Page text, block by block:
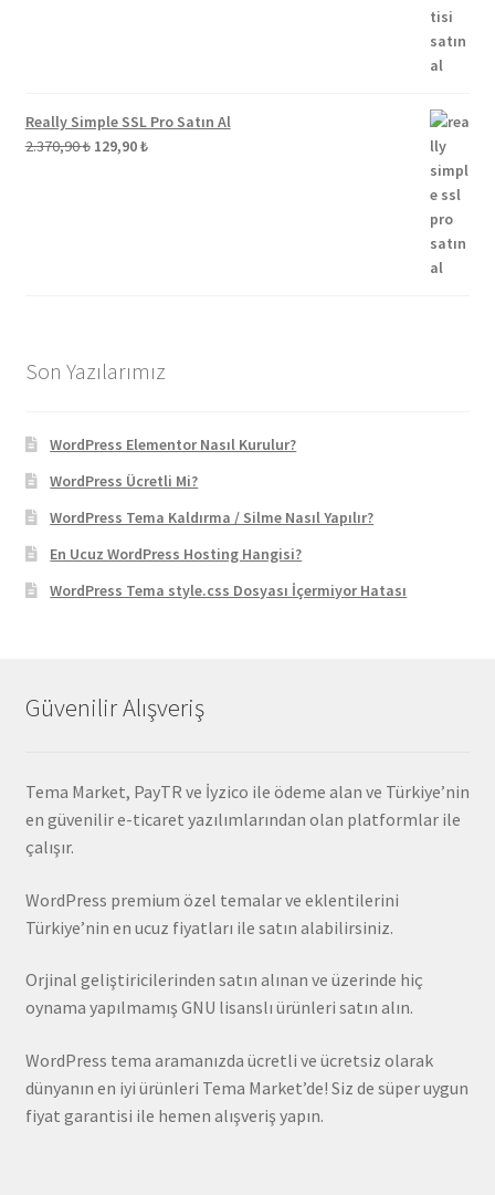
Really Simple SSL Pro Satın Al
2.370,90₺ Orijinal
129,90₺Şu
Son Yazılarımız
WordPress Elementor Nasıl Kurulur?
WordPress Ücretli Mi?
WordPress Tema Kaldırma / Silme Nasıl Yapılır?
En Ucuz WordPress Hosting Hangisi?
WordPress Tema style.css Dosyası İçermiyor Hatası
Güvenilir Alışveriş
Tema Market, PayTR ve İyzico ile ödeme alan ve Türkiye’nin
en güvenilir e-ticaret yazılımlarından olan platformlar ile
çalışır.
WordPress premium özel temalar ve eklentilerini
Türkiye’nin en ucuz fiyatları ile satın alabilirsiniz.
Orjinal geliştiricilerinden satın alınan ve üzerinde hiç
oynama yapılmamış GNU lisanslı ürünleri satın alın.
WordPress tema aramanızda ücretli ve ücretsiz olarak
dünyanın en iyi ürünleri Tema Market’de! Siz de süper uygun
fiyat garantisi ile hemen alışveriş yapın.